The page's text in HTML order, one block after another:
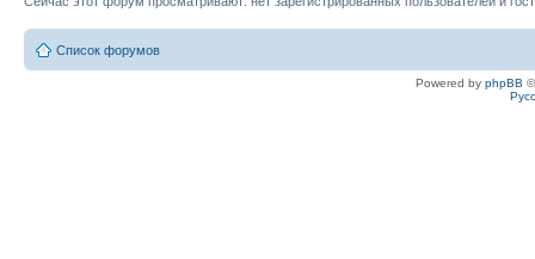
Список форумов
Powered by phpBB